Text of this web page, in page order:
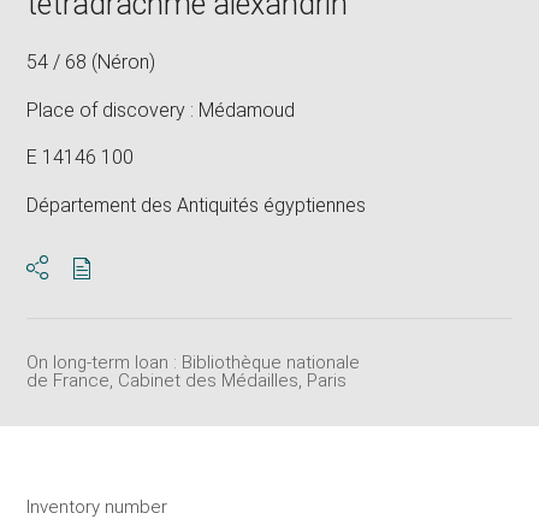
54 / 68 (Néron)
Place of discovery : Médamoud
E 14146 100
Département des Antiquités égyptiennes
On long-term loan : Bibliothèque nationale
de France, Cabinet des Médailles, Paris
Inventory number